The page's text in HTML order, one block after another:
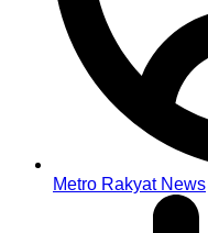
Metro Rakyat News